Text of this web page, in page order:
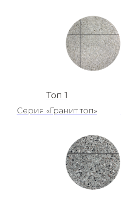
Топ 1
Серия «Гранит топ»